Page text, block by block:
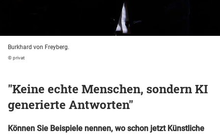
Burkhard von Freyberg.
© privat
"Keine echte Menschen, sondern KI
generierte Antworten"
Können Sie Beispiele nennen, wo schon jetzt Künstliche